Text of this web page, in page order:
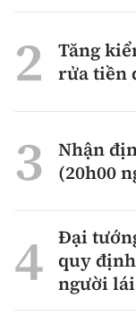
Tăng
rửa tiền
Nhận
(20h00
Đại
quy
người